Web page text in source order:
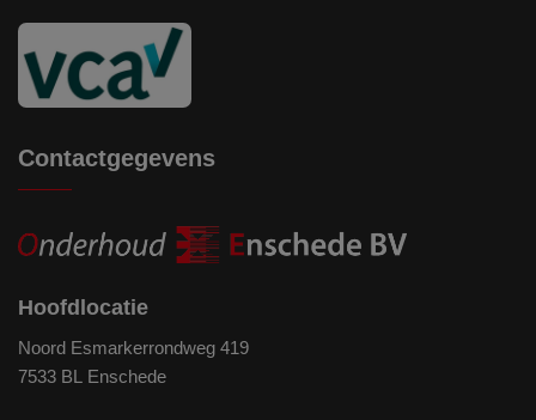
Contactgegevens
Hoofdlocatie
Noord Esmarkerrondweg 419
7533 BL Enschede